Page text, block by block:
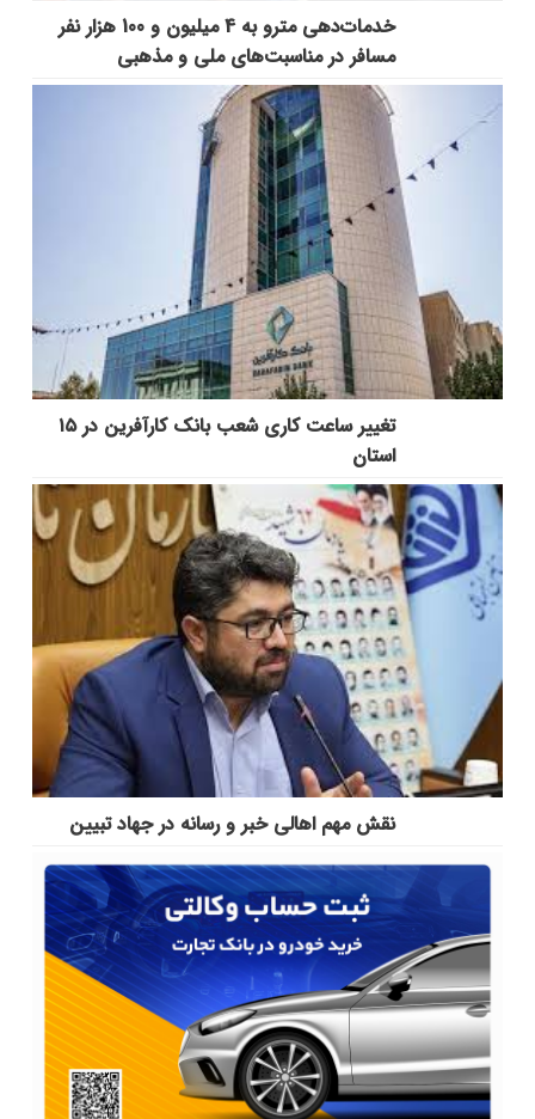
خدمات‌دهي مترو به 4 ميليون و 100 هزار نفر
مسافر در مناسبت‌هاي ملي و مذهبي
تغییر ساعت کاری شعب بانک کارآفرین در ۱۵
استان
نقش مهم اهالی خبر و رسانه در جهاد تبیین